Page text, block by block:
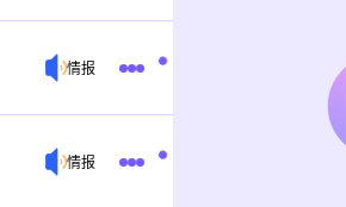
情报
情报